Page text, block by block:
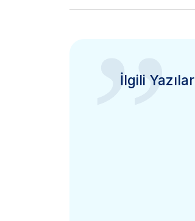
”
İlgili Yazılar